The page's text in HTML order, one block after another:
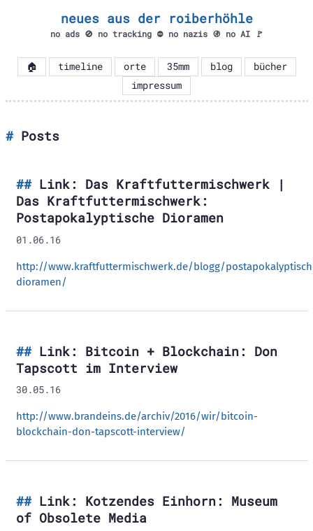
neues aus der roiberhöhle
no ads 🚫 no tracking ⛔ no nazis 🚯 no AI 🚩
🏠 timeline orte 35mm blog
bücher
impressum
Posts
Link: Das Kraftfuttermischwerk |
Das Kraftfuttermischwerk:
Postapokalyptische Dioramen
01.06.16
http://www.kraftfuttermischwerk.de/blogg/
dioramen/
Link: Bitcoin + Blockchain: Don
Tapscott im Interview
30.05.16
http://www.brandeins.de/archiv/2016/wir/bitcoin-
blockchain-don-tapscott-interview/
Link: Kotzendes Einhorn: Museum
of Obsolete Media